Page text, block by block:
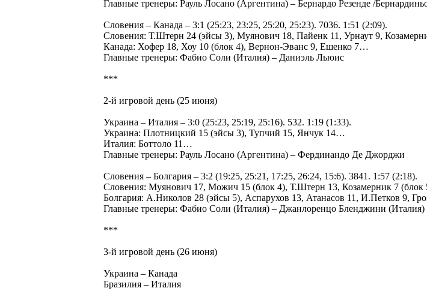
Главные тренеры: Рауль Лосано (Аргентина) – Бернардо Резенде /
Словения – Канада – 3:1 (25:23, 23:25, 25:20, 25:23). 7036. 1:51 (2:09).
Словения: Т.Штерн 24 (эйсы 3), Муянович 18, Пайенк 11, Урнаут 9,
Канада: Хофер 18, Хоу 10 (блок 4), Вернон-Эванс 9, Ешенко 7…
Главные тренеры: Фабио Соли (Италия) – Даниэль Льюис
***
2-й игровой день (25 июня)
Украина – Италия – 3:0 (25:23, 25:19, 25:16). 532. 1:19 (1:33).
Украина: Плотницкий 15 (эйсы 3), Тупчий 15, Янчук 14…
Италия: Боттоло 11…
Главные тренеры: Рауль Лосано (Аргентина) – Фердинандо Де Джорджи
Словения – Болгария – 3:2 (19:25, 25:21, 17:25, 26:24, 15:6). 3841. 1:57 (2:18).
Словения: Муянович 17, Можич 15 (блок 4), Т.Штерн 13, Козамерник 7
Болгария: А.Николов 28 (эйсы 5), Аспарухов 13, Атанасов 11, И.Петков 9,
Главные тренеры: Фабио Соли (Италия) – Джанлоренцо Бленджини (Италия)
***
3-й игровой день (26 июня)
Украина – Канада
Бразилия – Италия